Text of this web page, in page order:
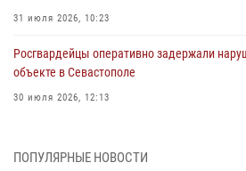
31 июля 2026, 10:23
Росгвардейцы оперативно задержали
объекте в Севастополе
30 июля 2026, 12:13
охраняемом объекте
ПОПУЛЯРНЫЕ НОВОСТИ